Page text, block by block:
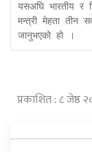
यसअघि भारतीय र
मन्त्री मेहता तीन
जानुभएको हो ।
प्रकाशित : ८ जेष्ठ